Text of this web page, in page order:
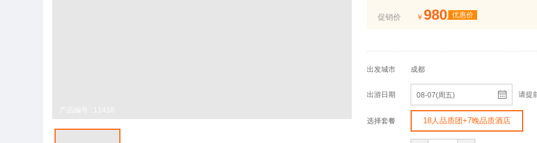
促销价 ￥ 980 优惠价
出发城市 成都
出游日期 08-07(周五) 请提
选择套餐 18人品质团+7晚品质酒店